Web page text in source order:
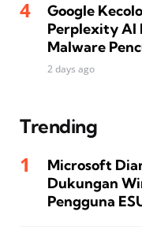
Google
Perplexity AI
Malware
2 days ago
Trending
Microsoft
Dukungan
Pengguna